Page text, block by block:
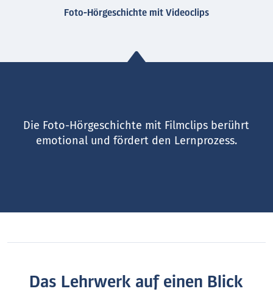
Foto-Hörgeschichte mit Videoclips
Die Foto-Hörgeschichte mit Filmclips berührt
emotional und fördert den Lernprozess.
Das Lehrwerk auf einen Blick